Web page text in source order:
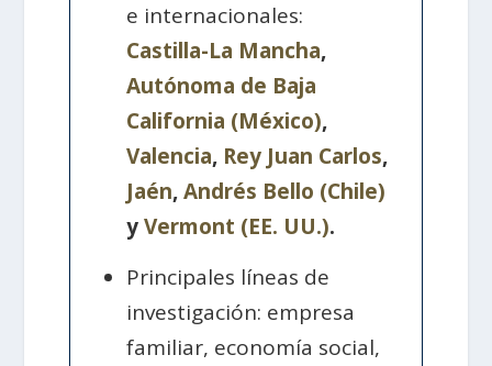
e internacionales:
Castilla-La Mancha,
Autónoma de Baja
California (México),
Valencia, Rey Juan Carlos,
Jaén,Andrés Bello (Chile)
yVermont (EE. UU.).
Principales líneas de
investigación: empresa
familiar, economía social,